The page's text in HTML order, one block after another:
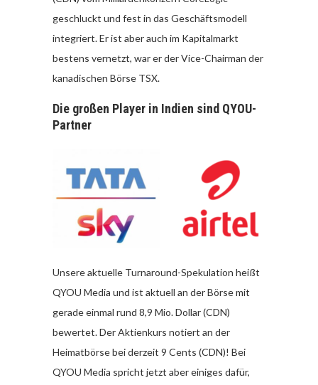
geschluckt und fest in das Geschäftsmodell
integriert. Er ist aber auch im Kapitalmarkt
bestens vernetzt, war er der Vice-Chairman der
kanadischen Börse TSX.
Die großen Player in Indien sind QYOU-
Partner
Unsere aktuelle Turnaround-Spekulation heißt
QYOU Media und ist aktuell an der Börse mit
gerade einmal rund 8,9 Mio. Dollar (CDN)
bewertet. Der Aktienkurs notiert an der
Heimatbörse bei derzeit 9 Cents (CDN)! Bei
QYOU Media spricht jetzt aber einiges dafür,